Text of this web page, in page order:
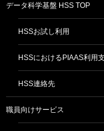
データ科学基盤 HSS TOP
HSSお試し利用
HSSにおけるPIAAS利用
HSS連絡先
職員向けサービス